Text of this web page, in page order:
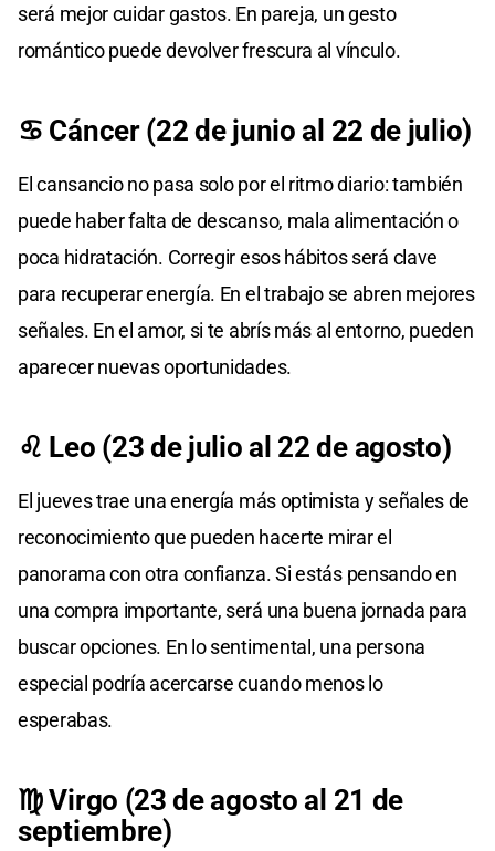
será mejor cuidar gastos. En pareja, un gesto
romántico puede devolver frescura al vínculo.
♋ Cáncer (22 de junio al 22 de julio)
El cansancio no pasa solo por el ritmo diario: también
puede haber falta de descanso, mala alimentación o
poca hidratación. Corregir esos hábitos será clave
para recuperar energía. En el trabajo se abren mejores
señales. En el amor, si te abrís más al entorno, pueden
aparecer nuevas oportunidades.
♌ Leo (23 de julio al 22 de agosto)
El jueves trae una energía más optimista y señales de
reconocimiento que pueden hacerte mirar el
panorama con otra confianza. Si estás pensando en
una compra importante, será una buena jornada para
buscar opciones. En lo sentimental, una persona
especial podría acercarse cuando menos lo
esperabas.
♍ Virgo (23 de agosto al 21 de
septiembre)